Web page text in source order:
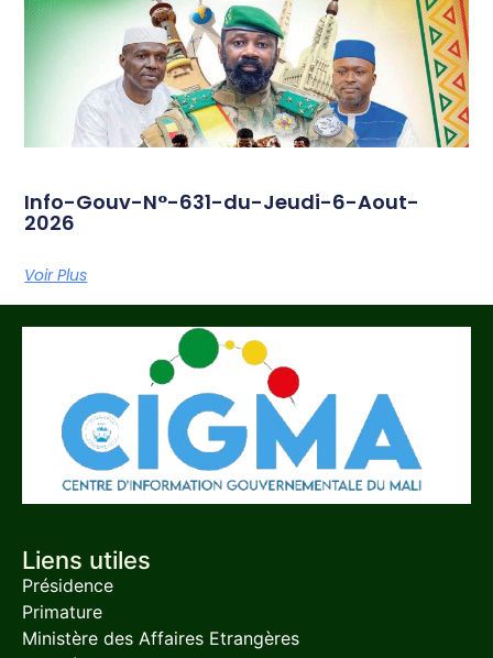
Info-Gouv-N°-631-du-Jeudi-6-Aout-
2026
Voir Plus
Liens utiles
Présidence
Primature
Ministère des Affaires Etrangères